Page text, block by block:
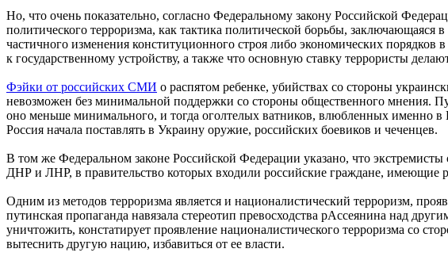
Но, что очень показательно, согласно Федеральному закону Российской
политического терроризма, как тактика политической борьбы,
частичного изменения конституционного строя либо экономических
к государственному устройству, а также что основную ставку террористы
Фэйки от российских СМИ о распятом ребенке, убийствах со стороны
невозможен без минимальной поддержки со стороны общественного мнения.
оно меньше минимального, и тогда оголтелых ватников, влюбленных именно
Россия начала поставлять в Украину оружие, российских боевиков и чеченцев.
В том же Федеральном законе Российской Федерации указано, что экстремисты
ДНР и ЛНР, в правительство которых входили российские граждане, имеющие
Одним из методов терроризма является и националистический терроризм,
путинская пропаганда навязала стереотип превосходства рАссеянина над
уничтожить, констатирует проявление националистического терроризма со
вытеснить другую нацию, избавиться от ее власти.